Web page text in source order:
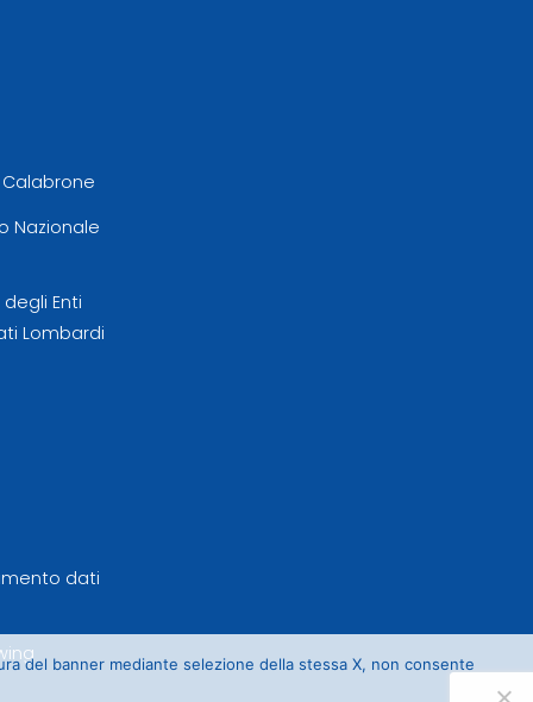
Nazionale
Enti
Lombardi
dati
del banner mediante selezione della stessa X, non consente